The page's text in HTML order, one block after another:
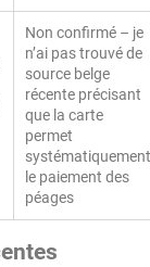
Non confirmé – je
n’ai pas trouvé de
source belge
récente précisant
que la carte
permet
systématiquement
le paiement des
péages